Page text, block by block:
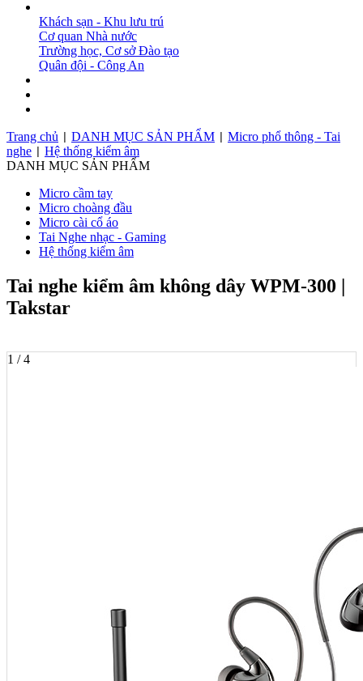
Khách sạn - Khu lưu trú
Cơ quan Nhà nước
Trường học, Cơ sở Đào tạo
Quân đội - Công An
Trang chủ
DANH MỤC SẢN PHẨM
Micro phổ thông - Tai
nghe
Hệ thống kiểm âm
DANH MỤC SẢN PHẨM
Micro cầm tay
Micro choàng đầu
Micro cài cổ áo
Tai Nghe nhạc - Gaming
Hệ thống kiểm âm
Tai nghe kiểm âm không dây WPM-300 |
Takstar
1 / 4